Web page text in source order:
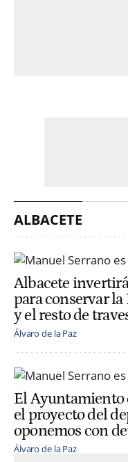
ALBACETE
Albacete
para conservar
y el resto de
Álvaro de la Paz
El Ayuntamiento
el proyecto del
oponemos con
Álvaro de la Paz